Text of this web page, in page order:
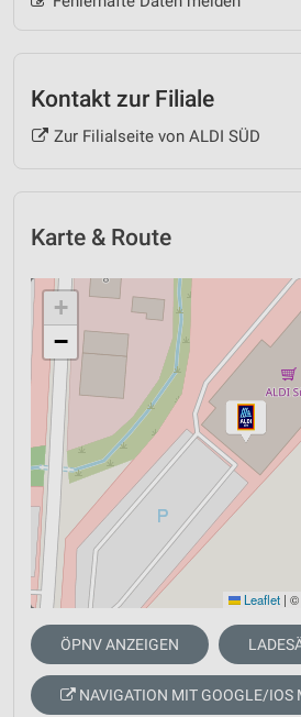
Kontakt zur Filiale
Zur Filialseite von ALDI SÜD
Karte & Route
+
−
Leaflet | ©
ÖPNV ANZEIGEN
NAVIGATION MIT GOOGLE/IOS